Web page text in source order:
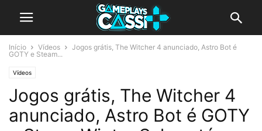
Início Vídeos
Jogos grátis, The Witcher 4 anunciado, Astro Bot é
GOTY e Steam...
Vídeos
Jogos grátis, The Witcher 4
anunciado, Astro Bot é GOTY